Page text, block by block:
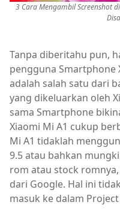
3 Cara Mengambil Screenshot
Tanpa diberitahu pun,
pengguna Smartphone
adalah salah satu dari
yang dikeluarkan oleh
sama Smartphone
Xiaomi Mi A1 cukup
Mi A1 tidaklah
9.5 atau bahkan
rom atau stock
dari Google. Hal ini
masuk ke dalam